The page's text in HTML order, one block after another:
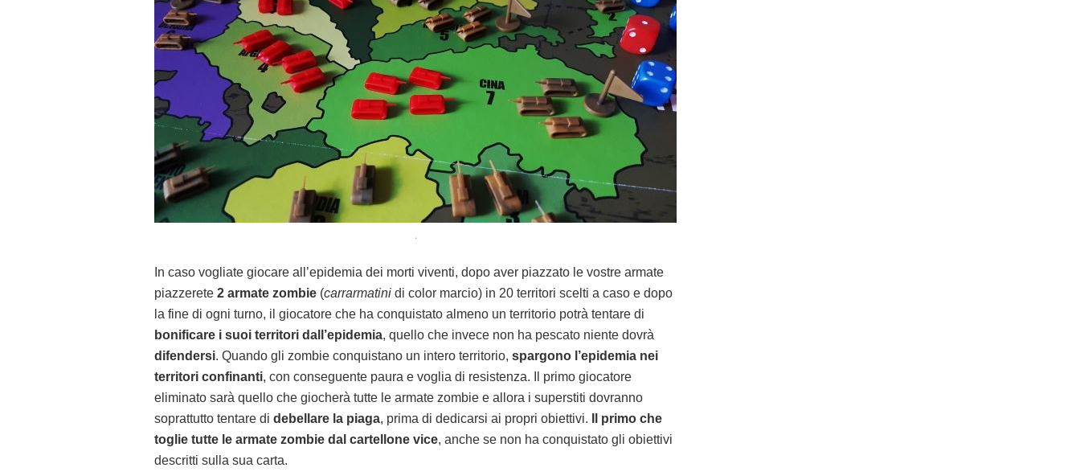
.
In caso vogliate giocare all’epidemia dei morti viventi, dopo aver piazzato le vostre armate
piazzerete 2 armate zombie (carrarmatini di color marcio) in 20 territori scelti a caso e dopo
la fine di ogni turno, il giocatore che ha conquistato almeno un territorio potrà tentare di
bonificare i suoi territori dall’epidemia, quello che invece non ha pescato niente dovrà
difendersi. Quando gli zombie conquistano un intero territorio, spargono l’epidemia nei
territori confinanti, con conseguente paura e voglia di resistenza. Il primo giocatore
eliminato sarà quello che giocherà tutte le armate zombie e allora i superstiti dovranno
soprattutto tentare di debellare la piaga, prima di dedicarsi ai propri obiettivi.
Il primo che
toglie tutte le armate zombie dal cartellone vice, anche se non ha conquistato gli obiettivi
descritti sulla sua carta.